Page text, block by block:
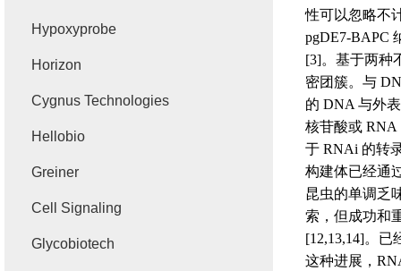
性可以忽略不
pgDE7-BAPC
[3]。基于两种
密团簇。与
的 DNA 与外
核苷酸或 RNA
于 RNAi 的转
构建体已经通
昆虫的单调乏
索，但成功和
[12,13,14]。已
这种进展，
Hypoxyprobe
Horizon
Cygnus Technologies
Hellobio
Greiner
Cell Signaling
Glycobiotech